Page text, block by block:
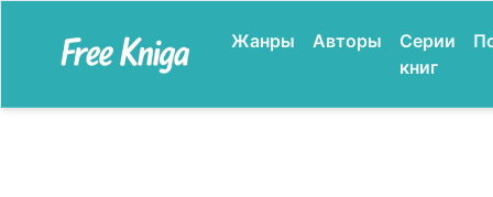
Жанры Авторы
Серии
книг